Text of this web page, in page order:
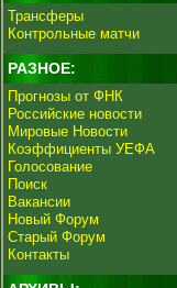
Трансферы
Контрольные матчи
РАЗНОЕ:
Прогнозы от ФНК
Российские новости
Мировые Новости
Коэффициенты УЕФА
Голосование
Поиск
Вакансии
Новый Форум
Старый Форум
Контакты